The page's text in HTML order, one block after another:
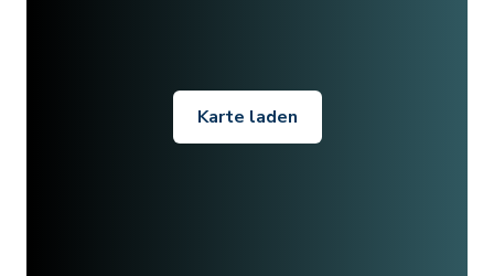
Karte laden